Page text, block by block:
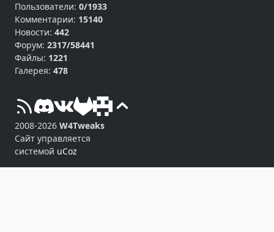
Пользователи: 0/1933
Комментарии: 15140
Новости: 442
Форум: 2317/58441
Файлы: 1221
Галерея: 478
2008-2026 W4Tweaks
Сайт управляется
системой uCoz